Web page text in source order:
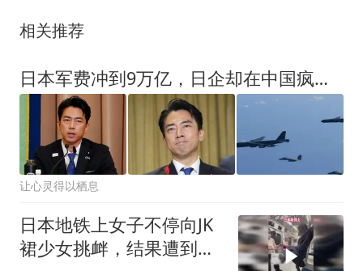
相关推荐
日本军费冲到9万亿，日企却在中国疯狂开店，这套算盘打了80年
让心灵得以栖息
日本地铁上女子不停向JK
裙少女挑衅，结果遭到对